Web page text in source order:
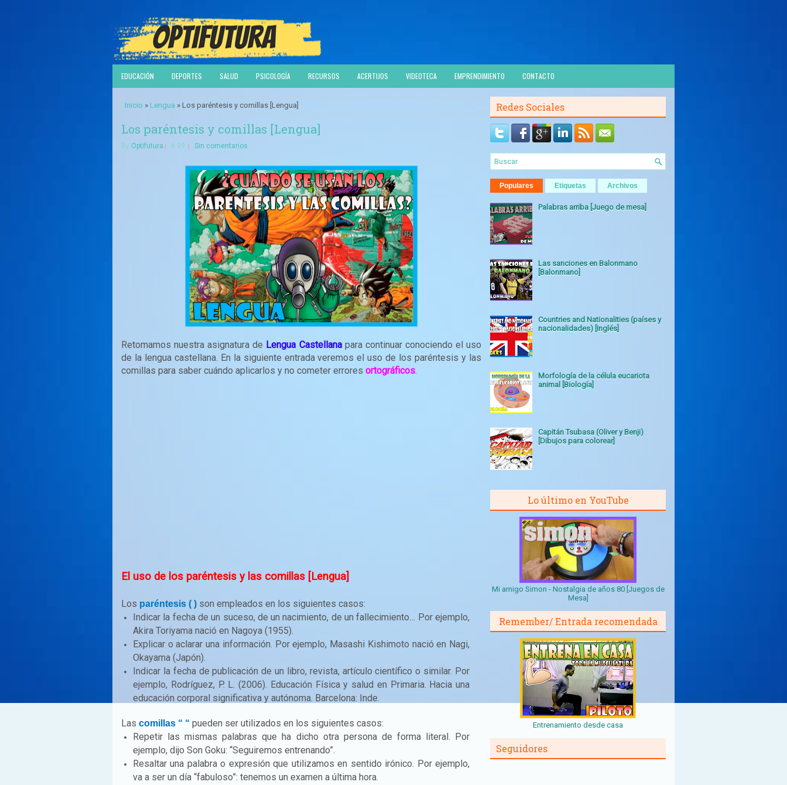
EDUCACIÓN DEPORTES SALUD PSICOLOGÍA RECURSOS ACERTIJOS VIDEOTECA EMPRENDIMIENTO CONTACTO
Inicio » Lengua » Los paréntesis y comillas [Lengua]
Los paréntesis y comillas [Lengua]
By Optifutura 6:39 Sin comentarios
Retomamos nuestra asignatura de Lengua Castellanapara continuar conociendo el uso
de la lengua castellana. En la siguiente entrada veremos el uso de los paréntesis y las
comillas para saber cuándo aplicarlos y no cometer errores ortográficos.
El uso de los paréntesis y las comillas [Lengua]
Los paréntesis ( ) son empleados en los siguientes casos:
Indicar la fecha de un suceso, de un nacimiento, de un fallecimiento… Por ejemplo,
Akira Toriyama nació en Nagoya (1955).
Explicar o aclarar una información. Por ejemplo, Masashi Kishimoto nació en Nagi,
Okayama (Japón).
Indicar la fecha de publicación de un libro, revista, artículo científico o similar. Por
ejemplo, Rodríguez, P. L. (2006). Educación Física y salud en Primaria. Hacia una
educación corporal significativa y autónoma. Barcelona: Inde.
Las comillas “ “ pueden ser utilizados en los siguientes casos:
Repetir las mismas palabras que ha dicho otra persona de forma literal. Por
ejemplo, dijo Son Goku: “Seguiremos entrenando”.
Resaltar una palabra o expresión que utilizamos en sentido irónico. Por ejemplo,
va a ser un día “fabuloso”: tenemos un examen a última hora.
Redes Sociales
Populares Etiquetas Archivos
Palabras arriba [Juego de mesa]
Las sanciones en Balonmano
[Balonmano]
Countries and Nationalities (países y
nacionalidades) [Inglés]
Morfología de la célula eucariota
animal [Biología]
Capitán Tsubasa (Oliver y Benji)
[Dibujos para colorear]
Lo último en YouTube
Mi amigo Simon - Nostalgia de años 80 [Juegos de
Mesa]
Remember/ Entrada recomendada
Entrenamiento desde casa
Seguidores